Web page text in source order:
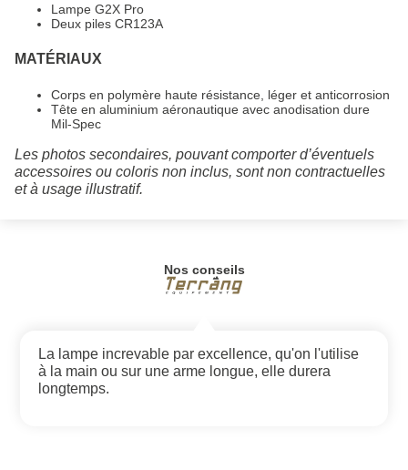
Lampe G2X Pro
Deux piles CR123A
MATÉRIAUX
Corps en polymère haute résistance, léger et anticorrosion
Tête en aluminium aéronautique avec anodisation dure
Mil-Spec
Les photos secondaires, pouvant comporter d’éventuels
accessoires ou coloris non inclus, sont non contractuelles
et à usage illustratif.
Nos conseils
La lampe increvable par excellence, qu'on l'utilise
à la main ou sur une arme longue, elle durera
longtemps.